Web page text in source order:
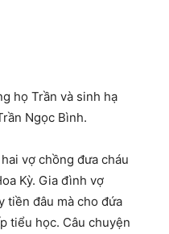
họ Trần và sinh hạ
Ngọc Bình.
vợ chồng đưa cháu
Kỳ. Gia đình vợ
tiền đâu mà cho đứa
tiểu học. Câu chuyện